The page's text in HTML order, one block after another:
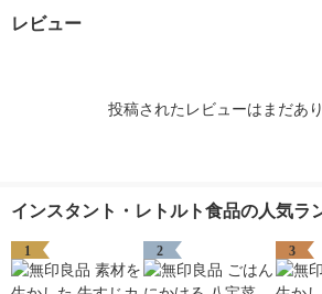
レビュー
投稿されたレビューはまだあり
インスタント・レトルト食品の人気ラ
1 2 3